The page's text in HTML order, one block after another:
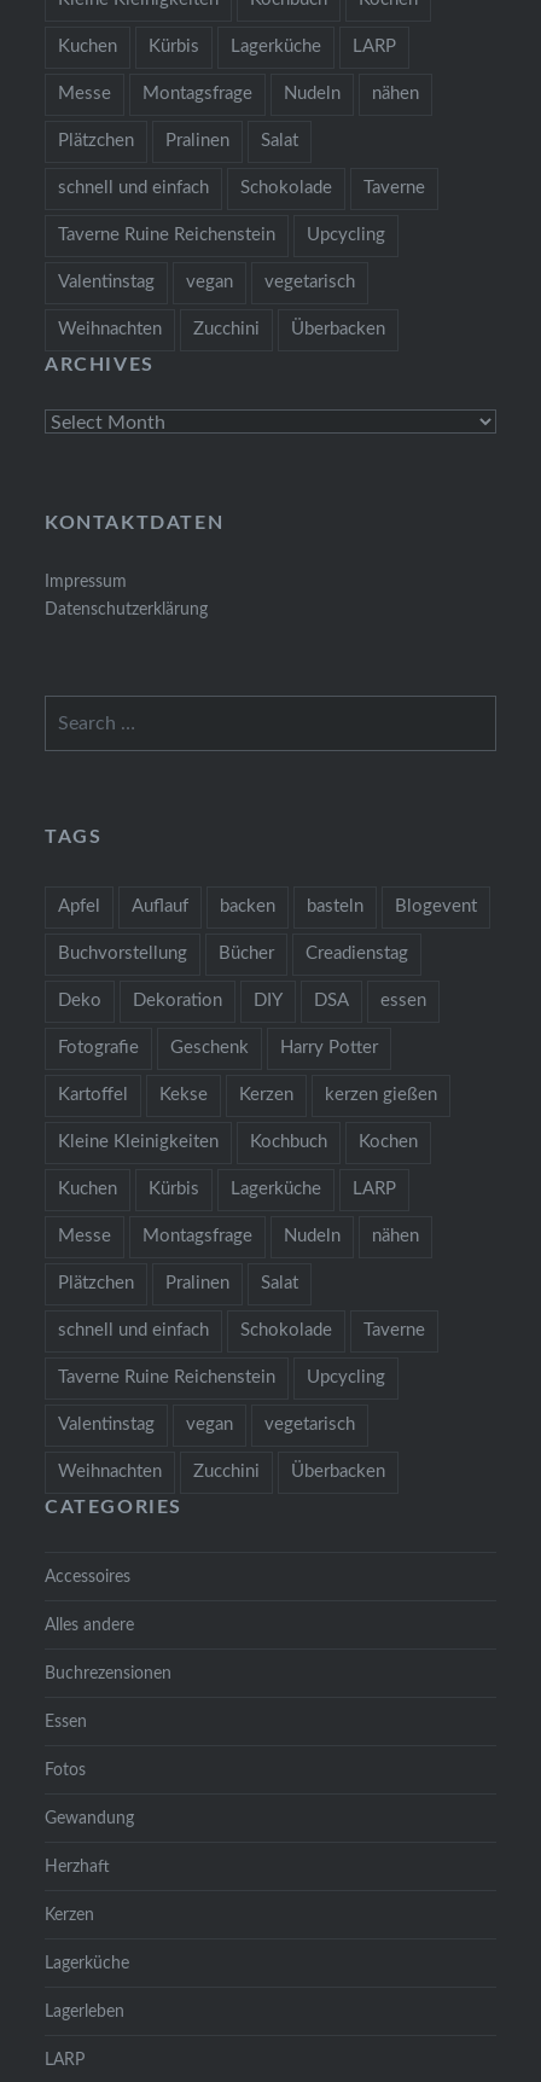
Kuchen Kürbis Lagerküche LARP
Messe Montagsfrage Nudeln nähen
Plätzchen Pralinen Salat
schnell und einfach Schokolade Taverne
Taverne Ruine Reichenstein Upcycling
Valentinstag vegan vegetarisch
Weihnachten Zucchini Überbacken
ARCHIVES
Archives
KONTAKTDATEN
Impressum
Datenschutzerklärung
TAGS
Apfel Auflauf backen basteln Blogevent
Buchvorstellung Bücher Creadienstag
Deko Dekoration DIY DSA essen
Fotografie Geschenk Harry Potter
Kartoffel Kekse Kerzen kerzen gießen
Kleine Kleinigkeiten Kochbuch Kochen
Kuchen Kürbis Lagerküche LARP
Messe Montagsfrage Nudeln nähen
Plätzchen Pralinen Salat
schnell und einfach Schokolade Taverne
Taverne Ruine Reichenstein Upcycling
Valentinstag vegan vegetarisch
Weihnachten Zucchini Überbacken
CATEGORIES
Accessoires
Alles andere
Buchrezensionen
Essen
Fotos
Gewandung
Herzhaft
Kerzen
Lagerküche
Lagerleben
LARP